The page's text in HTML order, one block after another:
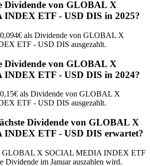
Dividende von GLOBAL X
ETF - USD DIS in 2025?
als Dividende von GLOBAL X
ETF - USD DIS ausgezahlt.
Dividende von GLOBAL X
ETF - USD DIS in 2024?
als Dividende von GLOBAL X
ETF - USD DIS ausgezahlt.
Dividende von GLOBAL X
ETF - USD DIS erwartet?
GLOBAL X SOCIAL MEDIA INDEX ETF
Dividende im Januar auszahlen wird.